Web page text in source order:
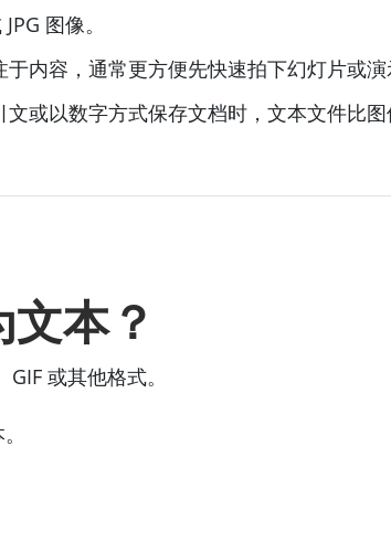
图像。
内容，通常更方便先快速拍下幻灯片或演
或以数字方式保存文档时，文本文件比图
本？
或其他格式。